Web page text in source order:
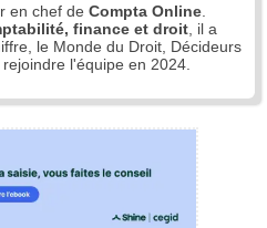
en chef de Compta Online
finance et droit , il a
le Monde du Droit, Décideurs
l'équipe en 2024.